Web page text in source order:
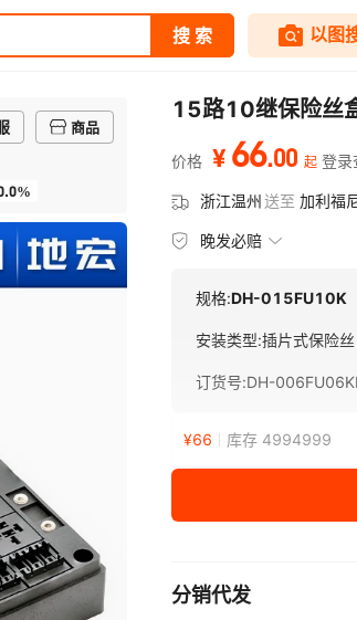
商品
15路10继保险丝
价格 ¥ 66.00 起 登录
浙江温州送至 加利福
晚发必赔
规格:DH-015FU10K
安装类型:插片式保险丝
订货号:DH-
¥66 库存 4994999
分销代发